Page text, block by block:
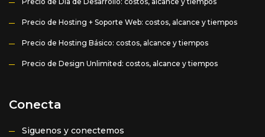
Precio de Hosting + Soporte Web: costos, alcance y tiempos
Precio de Hosting Básico: costos, alcance y tiempos
Precio de Design Unlimited: costos, alcance y tiempos
Conecta
Siguenos y conectemos